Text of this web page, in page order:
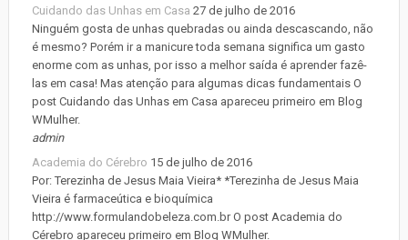
Cuidando das Unhas em Casa 27 de julho de 2016
Ninguém gosta de unhas quebradas ou ainda descascando, não
é mesmo? Porém ir a manicure toda semana significa um gasto
enorme com as unhas, por isso a melhor saída é aprender fazê-
las em casa! Mas atenção para algumas dicas fundamentais O
post Cuidando das Unhas em Casa apareceu primeiro em Blog
WMulher.
admin
Academia do Cérebro 15 de julho de 2016
Por: Terezinha de Jesus Maia Vieira* *Terezinha de Jesus Maia
Vieira é farmaceútica e bioquímica
http://www.formulandobeleza.com.br O post Academia do
Cérebro apareceu primeiro em Blog WMulher.